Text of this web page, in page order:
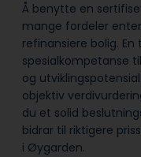
Å benytte en
mange fordeler
refinansiere bolig.
spesialkompetanse
og
objektiv
du et solid
bidrar til riktigere
i Øygarden.